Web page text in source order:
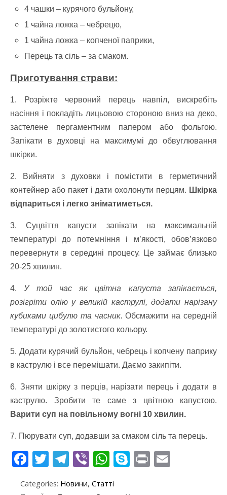
4 чашки – курячого бульйону,
1 чайна ложка – чебрецю,
1 чайна ложка – копченої паприки,
Перець та сіль – за смаком.
Приготування страви:
1. Розріжте червоний перець навпіл, вискребіть
насіння і покладіть лицьовою стороною вниз на деко,
застелене пергаментним папером або фольгою.
Запікати в духовці на максимумі до обвуглювання
шкірки.
2. Вийняти з духовки і помістити в герметичний
контейнер або пакет і дати охолонути перцям. Шкірка
відпариться і легко зніматиметься.
3. Суцвіття капусти запікати на максимальній
температурі до потемніння і м’якості, обов’язково
перевернути в середині процесу. Це займає близько
20-25 хвилин.
4.У той час як цвітна капуста запікається,
розігріти олію у великій каструлі, додати нарізану
кубиками цибулю та часник. Обсмажити на середній
температурі до золотистого кольору.
5. Додати курячий бульйон, чебрець і копчену паприку
в каструлю і все перемішати. Даємо закипіти.
6. Зняти шкірку з перців, нарізати перець і додати в
каструлю. Зробити те саме з цвітною капустою.
Варити суп на повільному вогні 10 хвилин.
7. Пюрувати суп, додавши за смаком сіль та перець.
F T T Vi W S Pr
Categories: Новини, Статті